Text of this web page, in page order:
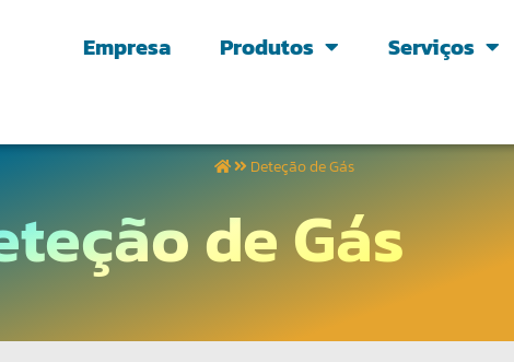
Empresa Produtos Serviços
Deteção de Gás
de Gás